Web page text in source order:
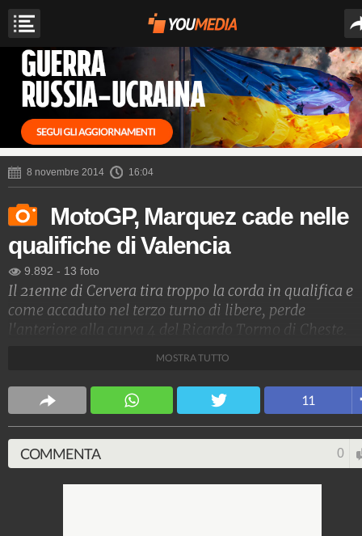
8 novembre 2014 16:04
MotoGP, Marquez cade nelle
qualifiche di Valencia
9.892 - 13 foto
Il 21enne di Cervera tira troppo la corda in qualifica e
come accaduto nel terzo turno di libere, perde
l'anteriore alla curva 4 del Ricardo Tormo di Cheste.
MOSTRA TUTTO
11
COMMENTA 0